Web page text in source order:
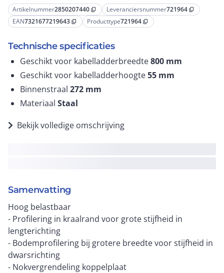
Artikelnummer2850207440 content_copy Leveranciersnummer721964 content_copy
EAN7321677219643 content_copy Producttype721964 content_copy
Technische specificaties
Geschikt voor kabelladderbreedte800 mm
Geschikt voor kabelladderhoogte55 mm
Binnenstraal 272 mm
Materiaal Staal
Bekijk volledige omschrijving
Samenvatting
Hoog belastbaar
- Profilering in kraalrand voor grote stijfheid in
lengterichting
- Bodemprofilering bij grotere breedte voor stijfheid in
dwarsrichting
- Nokvergrendeling koppelplaat